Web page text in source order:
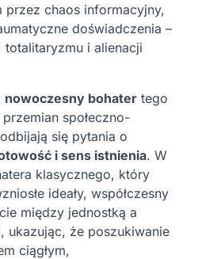
przez chaos informacyjny,
doświadczenia –
i alienacji
nowoczesny bohater tego
społeczno-
się pytania o
i sens istnienia. W
klasycznego, który
ideały, współczesny
między jednostką a
ukazując, że poszukiwanie
ciągłym,